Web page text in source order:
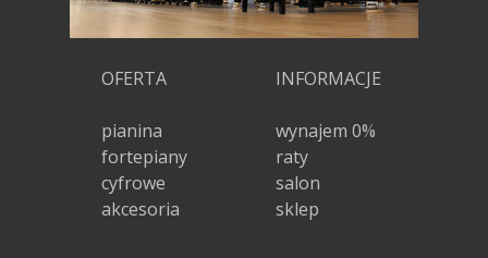
INFORMACJE
wynajem 0%
raty
salon
sklep
OFERTA
pianina
fortepiany
cyfrowe
akcesoria